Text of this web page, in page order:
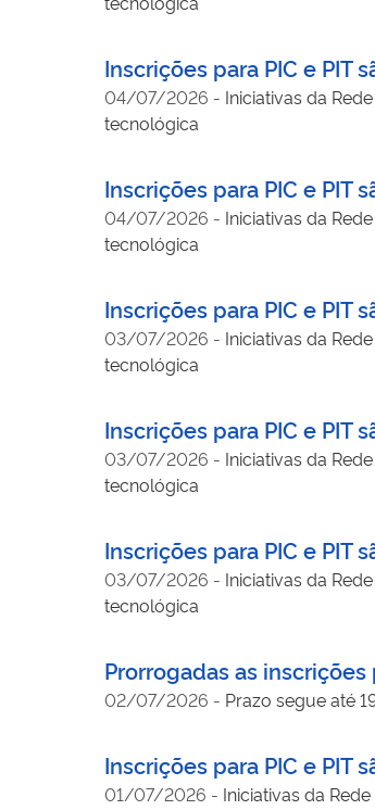
Inscrições para PIC e PIT
04/07/2026 - Iniciativas da
tecnológica
Inscrições para PIC e PIT
04/07/2026 - Iniciativas da
tecnológica
Inscrições para PIC e PIT
03/07/2026 - Iniciativas da
tecnológica
Inscrições para PIC e PIT
03/07/2026 - Iniciativas da
tecnológica
Inscrições para PIC e PIT
03/07/2026 - Iniciativas da
tecnológica
Prorrogadas as
02/07/2026 - Prazo segue até
Inscrições para PIC e PIT
01/07/2026 - Iniciativas da